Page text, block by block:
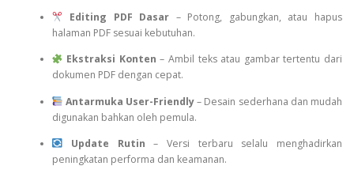
Editing PDF Dasar – Potong, gabungkan, atau hapus
halaman PDF sesuai kebutuhan.
Ekstraksi Konten – Ambil teks atau gambar tertentu dari
dokumen PDF dengan cepat.
Antarmuka User-Friendly– Desain sederhana dan mudah
digunakan bahkan oleh pemula.
Update Rutin – Versi terbaru selalu menghadirkan
peningkatan performa dan keamanan.